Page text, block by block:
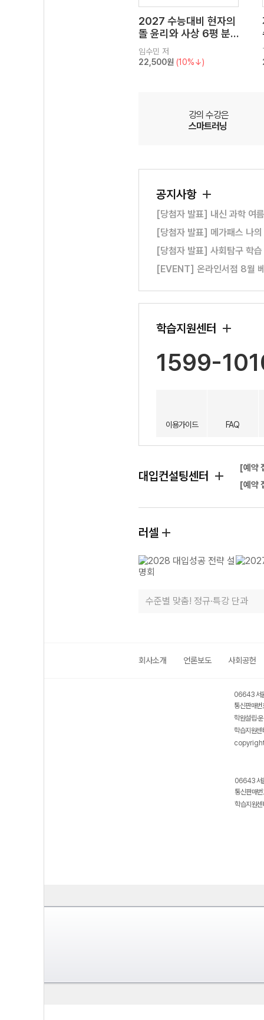
2027 수능대비 현자의
돌 윤리와 사상 6평 분
석서&EBS 수능완성 연
계 N제
임수민 저
22,500원 (10%↓)
강의 수강은
스마트러닝
공지사항
[당첨자 발표] 내신 과학 여
[당첨자 발표] 메가패스 나
[당첨자 발표] 사회탐구 학
[EVENT] 온라인서점 8월
학습지원센터
1599-
이용가이드 FAQ
대입컨설팅센터
[예약
[예약
러셀
수준별 맞춤! 정규·특강 단과
회사소개 언론보도 사회공헌
06643 서
통신판매
학원설립·
학습지원
06643 서
통신판매
학습지원